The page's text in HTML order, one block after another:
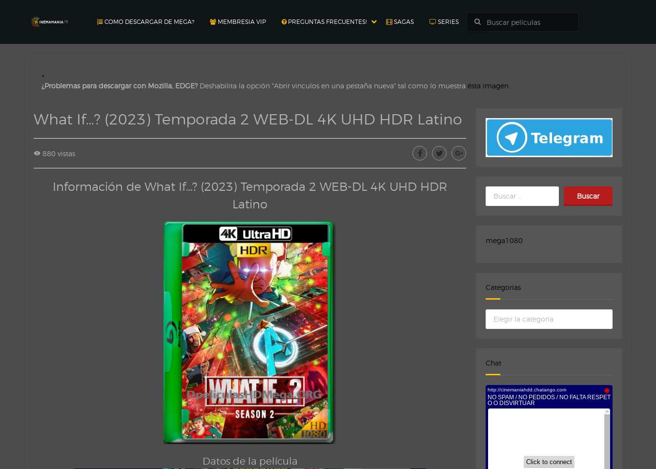
COMO DESCARGAR DE MEGA? MEMBRESIA VIP PREGUNTAS FRECUENTES! SAGAS SERIES
×
¿Problemas para descargar con Mozilla, EDGE? Deshabilita la opción "Abrir vinculos en una pestaña nueva" tal como lo muestra ésta imagen.
What If…? (2023) Temporada 2 WEB-DL 4K UHD HDR Latino
880 vistas
Información de What If…? (2023) Temporada 2 WEB-DL 4K UHD HDR
Latino
Datos de la película
Buscar:
mega1080
Categorias
Categorias
Chat